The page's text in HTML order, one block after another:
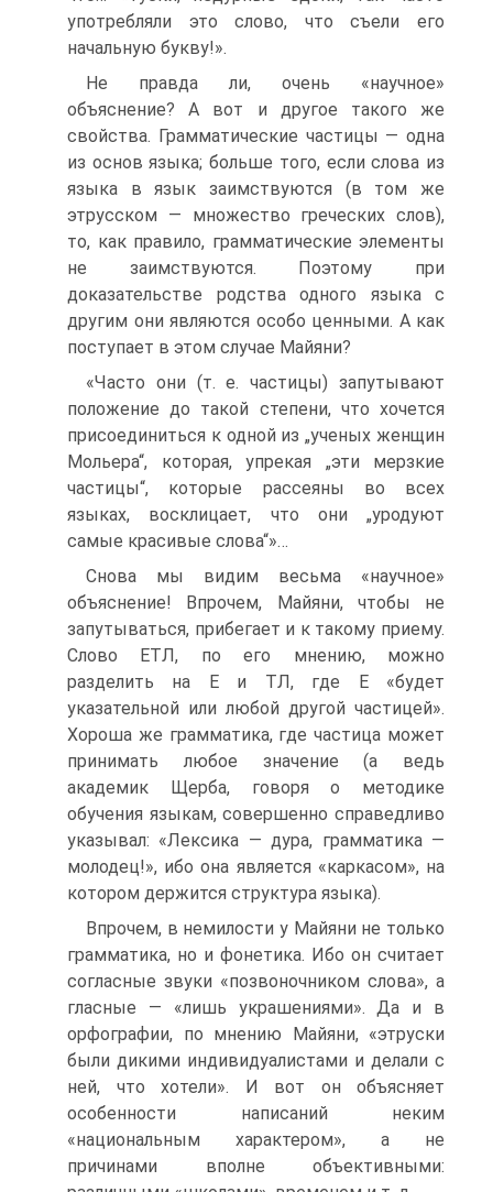
употребляли это слово, что съели его
начальную букву!».
Не правда ли, очень «научное»
объяснение? А вот и другое такого же
свойства. Грамматические частицы — одна
из основ языка; больше того, если слова из
языка в язык заимствуются (в том же
этрусском — множество греческих слов),
то, как правило, грамматические элементы
не заимствуются. Поэтому при
доказательстве родства одного языка с
другим они являются особо ценными. А как
поступает в этом случае Майяни?
«Часто они (т. е. частицы) запутывают
положение до такой степени, что хочется
присоединиться к одной из „ученых женщин
Мольера“, которая, упрекая „эти мерзкие
частицы“, которые рассеяны во всех
языках, восклицает, что они „уродуют
самые красивые слова“»…
Снова мы видим весьма «научное»
объяснение! Впрочем, Майяни, чтобы не
запутываться, прибегает и к такому приему.
Слово ЕТЛ, по его мнению, можно
разделить на Е и ТЛ, где Е «будет
указательной или любой другой частицей».
Хороша же грамматика, где частица может
принимать любое значение (а ведь
академик Щерба, говоря о методике
обучения языкам, совершенно справедливо
указывал: «Лексика — дура, грамматика —
молодец!», ибо она является «каркасом», на
котором держится структура языка).
Впрочем, в немилости у Майяни не только
грамматика, но и фонетика. Ибо он считает
согласные звуки «позвоночником слова», а
гласные — «лишь украшениями». Да и в
орфографии, по мнению Майяни, «этруски
были дикими индивидуалистами и делали с
ней, что хотели». И вот он объясняет
особенности написаний неким
«национальным характером», а не
причинами вполне объективными: